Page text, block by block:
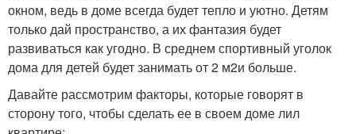
окном, ведь в доме всегда будет тепло и уютно. Детям
только дай пространство, а их фантазия будет
развиваться как угодно. В среднем спортивный уголок
дома для детей будет занимать от 2 м2и больше.
Давайте рассмотрим факторы, которые говорят в
сторону того, чтобы сделать ее в своем доме лил